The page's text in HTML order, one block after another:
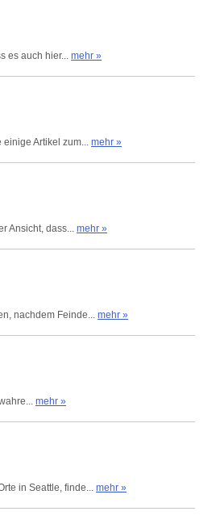
es auch hier... mehr »
Artikel zum... mehr »
Ansicht, dass... mehr »
nachdem Feinde... mehr »
mehr »
in Seattle, finde... mehr »